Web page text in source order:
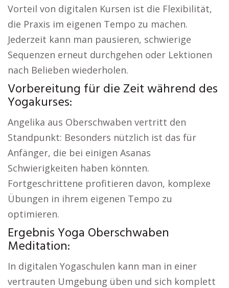
Vorteil von digitalen Kursen ist die Flexibilität,
die Praxis im eigenen Tempo zu machen.
Jederzeit kann man pausieren, schwierige
Sequenzen erneut durchgehen oder Lektionen
nach Belieben wiederholen.
Vorbereitung für die Zeit während des
Yogakurses:
Angelika aus Oberschwaben vertritt den
Standpunkt: Besonders nützlich ist das für
Anfänger, die bei einigen Asanas
Schwierigkeiten haben könnten.
Fortgeschrittene profitieren davon, komplexe
Übungen in ihrem eigenen Tempo zu
optimieren.
Ergebnis Yoga Oberschwaben
Meditation:
In digitalen Yogaschulen kann man in einer
vertrauten Umgebung üben und sich komplett